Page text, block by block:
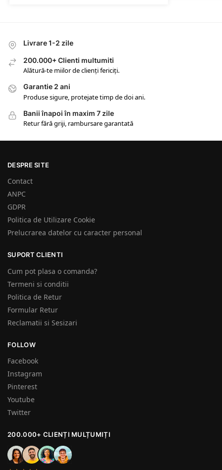
Livrare 1-2 zile
200.000+ Clienti multumiti
Alătură-te miilor de clienți fericiți.
Garantie 2 ani
Produse sigure, protejate timp de doi ani.
Banii înapoi în maxim 7 zile
Retur fără griji, rambursare garantată
DESPRE SITE
Contact
ANPC
GDPR
Politica de Utilizare Cookie
Prelucrarea datelor cu caracter personal
SUPORT CLIENTI
Cum pot plasa o comanda?
Termeni si conditii
Politica de Retur
Formular Retur
Reclamatii si Sesizari
FOLLOW
Facebook
Instagram
Pinterest
Youtube
Twitter
200.000+ CLIENȚI MULȚUMIȚI